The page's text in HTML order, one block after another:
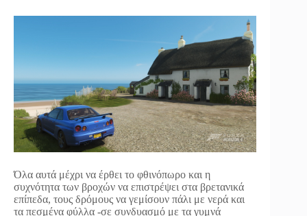
Όλα αυτά μέχρι να έρθει το φθινόπωρο και η
συχνότητα των βροχών να επιστρέψει στα βρετανικά
επίπεδα, τους δρόμους να γεμίσουν πάλι με νερά και
τα πεσμένα φύλλα -σε συνδυασμό με τα γυμνά